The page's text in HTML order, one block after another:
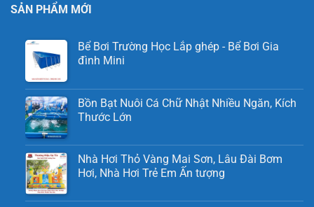
SẢN PHẨM MỚI
Bể Bơi Trường Học Lắp ghép - Bể Bơi Gia
đình Mini
Bồn Bạt Nuôi Cá Chữ Nhật Nhiều Ngăn, Kích
Thước Lớn
Nhà Hơi Thỏ Vàng Mai Sơn, Lâu Đài Bơm
Hơi, Nhà Hơi Trẻ Em Ấn tượng